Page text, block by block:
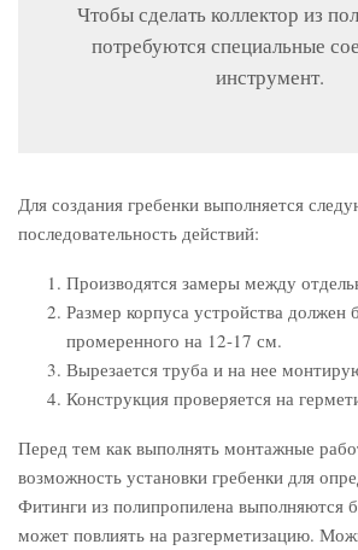
Чтобы сделать коллектор из
потребуются специальные
инструмент.
Для создания гребенки выполняется
последовательность действий:
Производятся замеры между
Размер корпуса устройства должен
промеренного на 12-17 см.
Вырезается труба и на нее
Конструкция проверяется на
Перед тем как выполнять монтажные
возможность установки гребенки для
Фитинги из полипропилена выполняются
может повлиять на разгерметизацию.